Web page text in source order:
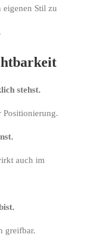
eigenen Stil zu
stehst.
Positionierung.
auch im
greifbar.